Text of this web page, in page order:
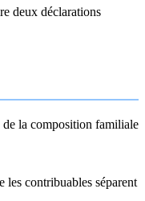
deux déclarations
de la composition familiale
les contribuables séparent